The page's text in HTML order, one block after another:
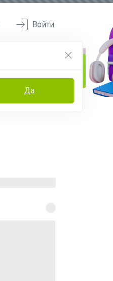
Да
Войти